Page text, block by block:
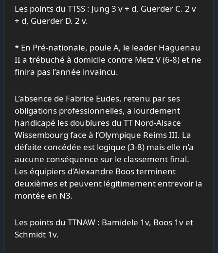
Les points du TTSS : Jung 3 v + d, Guerder C. 2 v
+ d, Guerder D. 2 v.
* En Pré-nationale, poule A, le leader Haguenau
II a trébuché à domicile contre Metz V (6-8) et ne
finira pas l’année invaincu.
L’absence de Fabrice Eudes, retenu par ses
obligations professionnelles, a lourdement
handicapé les doublures du TT Nord-Alsace
Wissembourg face à l’Olympique Reims III. La
défaite concédée est logique (3-8) mais elle n’a
aucune conséquence sur le classement final.
Les équipiers d’Alexandre Boos terminent
deuxièmes et peuvent légitimement entrevoir la
montée en N3.
Les points du TTNAW : Bamidele 1v, Boos 1v et
Schmidt 1v.